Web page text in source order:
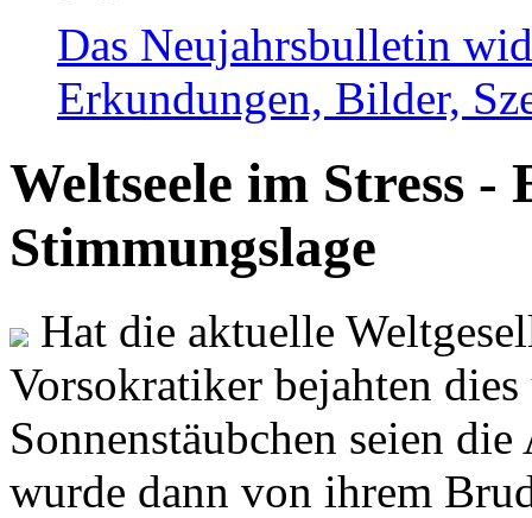
Das Neujahrsbulletin
Erkundungen, Bilder,
Weltseele im Stress -
Stimmungslage
Hat die aktuelle
Vorsokratiker bejahten
Sonnenstäubchen seien
wurde dann von ihrem